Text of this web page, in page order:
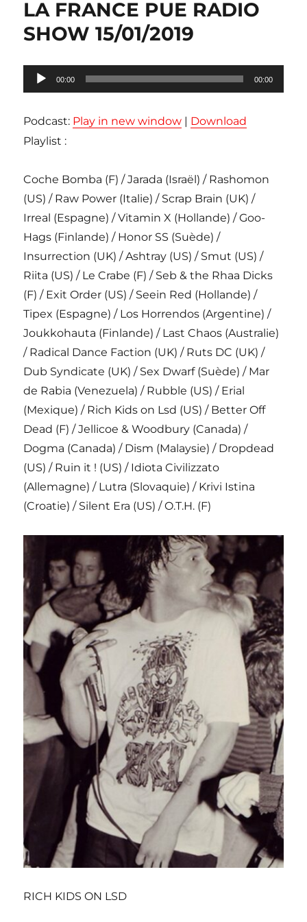
LA FRANCE PUE RADIO
SHOW 15/01/2019
Lecteur
audio
00:00 00:00
Podcast: Play in new window | Download
Playlist :
Coche Bomba (F) / Jarada (Israël) / Rashomon
(US) / Raw Power (Italie) / Scrap Brain (UK) /
Irreal (Espagne) / Vitamin X (Hollande) / Goo-
Hags (Finlande) / Honor SS (Suède) /
Insurrection (UK) / Ashtray (US) / Smut (US) /
Riita (US) / Le Crabe (F) / Seb & the Rhaa Dicks
(F) / Exit Order (US) / Seein Red (Hollande) /
Tipex (Espagne) / Los Horrendos (Argentine) /
Joukkohauta (Finlande) / Last Chaos (Australie)
/ Radical Dance Faction (UK) / Ruts DC (UK) /
Dub Syndicate (UK) / Sex Dwarf (Suède) / Mar
de Rabia (Venezuela) / Rubble (US) / Erial
(Mexique) / Rich Kids on Lsd (US) / Better Off
Dead (F) / Jellicoe & Woodbury (Canada) /
Dogma (Canada) / Dism (Malaysie) / Dropdead
(US) / Ruin it ! (US) / Idiota Civilizzato
(Allemagne) / Lutra (Slovaquie) / Krivi Istina
(Croatie) / Silent Era (US) / O.T.H. (F)
RICH KIDS ON LSD